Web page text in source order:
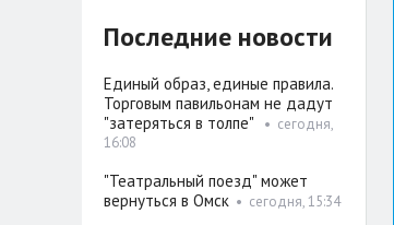
Последние новости
Единый образ, единые правила.
Торговым павильонам не дадут
"затеряться в толпе"
• сегодня,
16:08
"Театральный поезд" может
вернуться в Омск• сегодня, 15:34